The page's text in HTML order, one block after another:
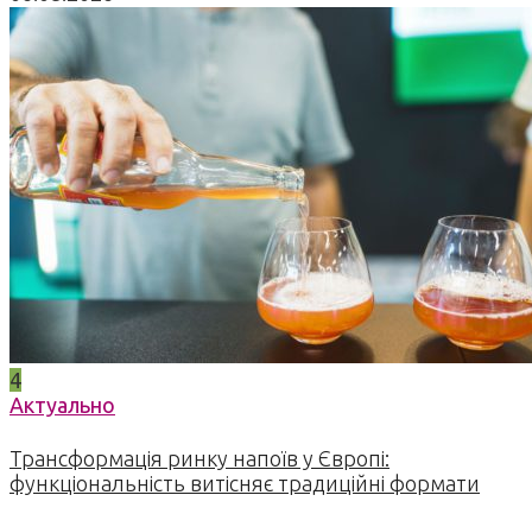
4
Актуально
Трансформація ринку напоїв у Європі:
функціональність витісняє традиційні формати